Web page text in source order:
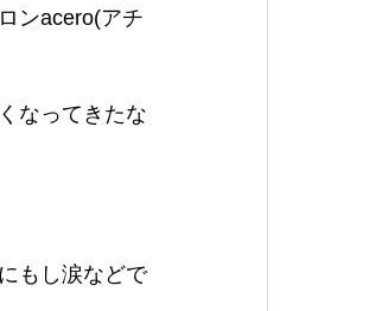
ンacero(アチ
なってきたな
もし涙などで